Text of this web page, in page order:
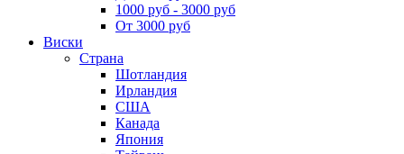
1000 руб - 3000 руб
От 3000 руб
Виски
Страна
Шотландия
Ирландия
США
Канада
Япония